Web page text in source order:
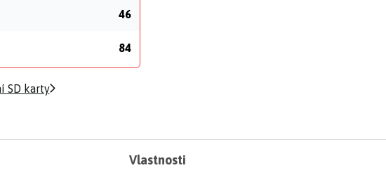
46
84
SD karty
Vlastnosti